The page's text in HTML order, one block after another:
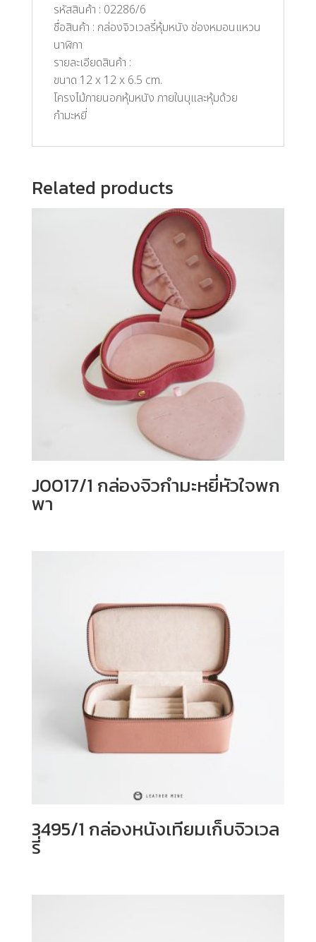
รหัสสินค้า : 02286/6
ชื่อสินค้า : กล่องจิวเวลรี่หุ้มหนัง ช่องหมอนแหวน
นาฬิกา
รายละเอียดสินค้า :
ขนาด 12 x 12 x 6.5 cm.
โครงไม้ภายนอกหุ้มหนัง ภายในบุและหุ้มด้วย
กำมะหยี่
Related products
J0017/1 กล่องจิวกำมะหยี่หัวใจพก
พา
3495/1 กล่องหนังเทียมเก็บจิวเวล
รี่